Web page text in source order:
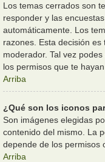
Los temas cerrados son
responder y las
automáticamente. Los
razones. Esta decisión
moderador. Tal vez
los permisos que te
Arriba
¿Qué son los iconos
Son imágenes elegidas
contenido del mismo. La
depende de los permisos
Arriba